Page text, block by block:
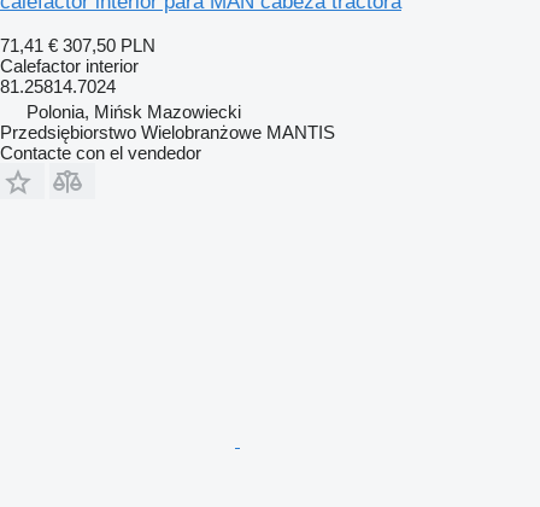
71,41 € 307,50 PLN
Calefactor interior
81.25814.7024
Polonia, Mińsk Mazowiecki
Przedsiębiorstwo Wielobranżowe MANTIS
Contacte con el vendedor